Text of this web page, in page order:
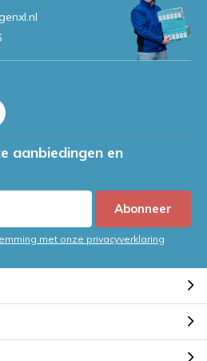
aanbiedingen en
Abonneer
met onze privacyverklaring